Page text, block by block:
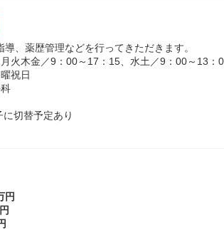
、薬歴管理などを行ってきただきます。
火木金／9：00～17：15、水土／9：00～13：
祝日
切替予定あり
円